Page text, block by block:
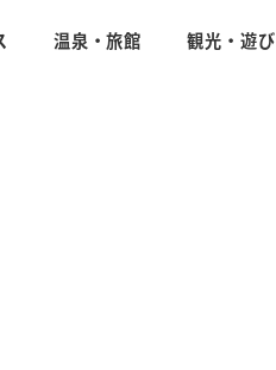
温泉・旅館 観光・遊び